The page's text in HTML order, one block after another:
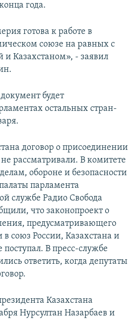
года.
готова к работе в
союзе на равных с
и Казахстаном», - заявил
будет
остальных стран-
договор о присоединении
рассматривали. В комитете
обороне и безопасности
парламента
службе Радио Свобода
что законопроект о
предусматривающего
союз России, Казахстана и
поступал. В пресс-службе
ответить, когда депутаты
Казахстана
Нурсултан Назарбаев и